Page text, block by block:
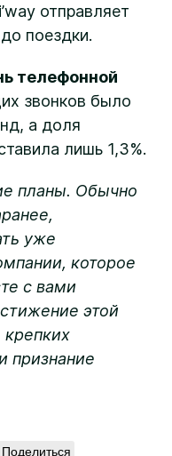
отправляет
поездки.
телефонной
звонков было
а доля
лишь 1,3%.
планы. Обычно
уже
которое
с вами
этой
признание
Поделиться